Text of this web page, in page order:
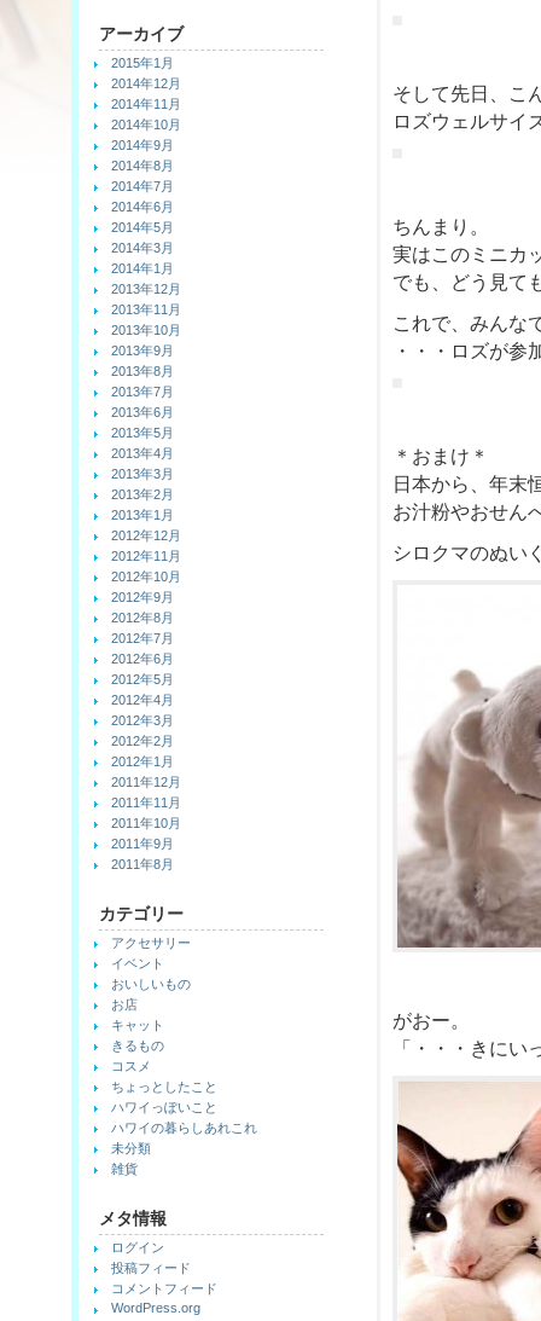
そして先日、こ
ロズウェルサイ
ちんまり。
実はこのミニカ
でも、どう見て
これで、みんな
・・・ロズが参
＊おまけ＊
日本から、年末
お汁粉やおせん
シロクマのぬい
がおー。
「・・・きにい
アーカイブ
2015年1月
2014年12月
2014年11月
2014年10月
2014年9月
2014年8月
2014年7月
2014年6月
2014年5月
2014年3月
2014年1月
2013年12月
2013年11月
2013年10月
2013年9月
2013年8月
2013年7月
2013年6月
2013年5月
2013年4月
2013年3月
2013年2月
2013年1月
2012年12月
2012年11月
2012年10月
2012年9月
2012年8月
2012年7月
2012年6月
2012年5月
2012年4月
2012年3月
2012年2月
2012年1月
2011年12月
2011年11月
2011年10月
2011年9月
2011年8月
カテゴリー
アクセサリー
イベント
おいしいもの
お店
キャット
きるもの
コスメ
ちょっとしたこと
ハワイっぽいこと
ハワイの暮らしあれこれ
未分類
雑貨
メタ情報
ログイン
投稿フィード
コメントフィード
WordPress.org